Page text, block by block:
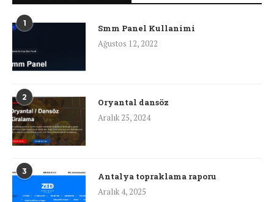
1
Smm Panel Kullanimi
Ağustos 12, 2022
2
Oryantal dansöz
Aralık 25, 2024
3
Antalya topraklama raporu
Aralık 4, 2025